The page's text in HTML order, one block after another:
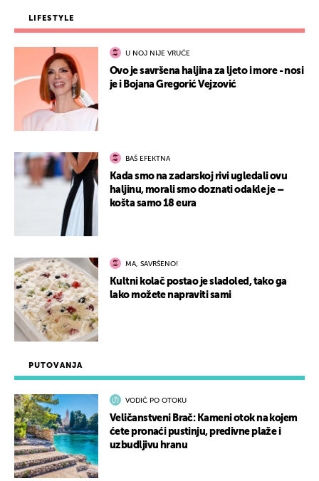
PUTOVANJA
VODIČ PO OTOKU
Veličanstveni Brač: Kameni otok na kojem
ćete pronaći pustinju, predivne plaže i
uzbudljivu hranu
LIFESTYLE
U NOJ NIJE VRUĆE
Ovo je savršena haljina za ljeto i more - nosi
je i Bojana Gregorić Vejzović
BAŠ EFEKTNA
Kada smo na zadarskoj rivi ugledali ovu
haljinu, morali smo doznati odakle je –
košta samo 18 eura
MA, SAVRŠENO!
Kultni kolač postao je sladoled, tako ga
lako možete napraviti sami